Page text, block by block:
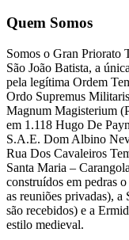
Quem Somos
Somos o Gran Priorato
São João Batista, a
pela legítima Ordem
Ordo Supremus
Magnum Magisterium
em 1.118 Hugo De
S.A.E. Dom Albino
Rua Dos Cavaleiros
Santa Maria –
construídos em pedras
as reuniões privadas), a
são recebidos) e a
estilo medieval.